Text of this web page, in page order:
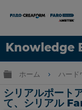
Knowledge
言語
グローバル階
ホーム ハード
シリアルポート
て、シリアル